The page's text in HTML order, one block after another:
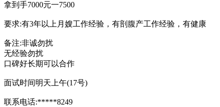
拿到手7000元一7500
要求:有3年以上月嫂工作经验，有剖腹产工作经验，有健康
备注:非诚勿扰
无经验勿扰
口碑好长期可以合作
面试时间明天上午(17号)
联系电话:*****8249